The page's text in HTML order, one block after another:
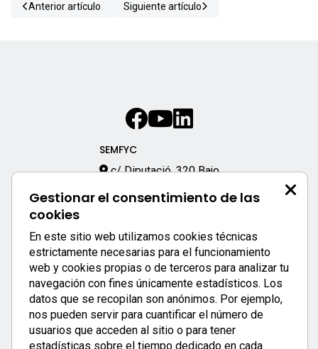
Anterior artículo Siguiente artículo
Gestionar el consentimiento de las
cookies
En este sitio web utilizamos cookies técnicas
estrictamente necesarias para el funcionamiento
web y cookies propias o de terceros para analizar tu
navegación con fines únicamente estadísticos. Los
datos que se recopilan son anónimos. Por ejemplo,
nos pueden servir para cuantificar el número de
usuarios que acceden al sitio o para tener
estadísticas sobre el tiempo dedicado en cada
SEMFYC
c/ Diputació, 320 Bajo
933 170 333
Enlaces destacados:
APP SEMFYC